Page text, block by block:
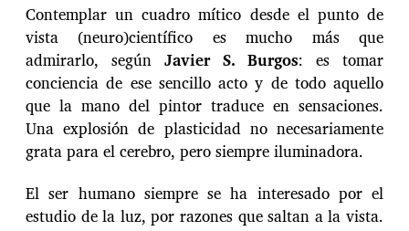
Contemplar un cuadro mítico desde el punto de
vista (neuro)científico es mucho más que
admirarlo, según Javier S. Burgos: es tomar
conciencia de ese sencillo acto y de todo aquello
que la mano del pintor traduce en sensaciones.
Una explosión de plasticidad no necesariamente
grata para el cerebro, pero siempre iluminadora.
El ser humano siempre se ha interesado por el
estudio de la luz, por razones que saltan a la vista.